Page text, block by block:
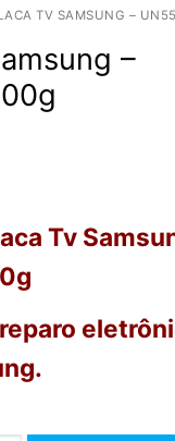
TV SAMSUNG –
–
Tv